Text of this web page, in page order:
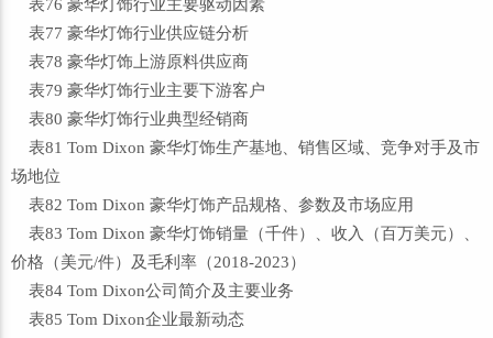
表76 豪华灯饰行业主要驱动因素
表77 豪华灯饰行业供应链分析
表78 豪华灯饰上游原料供应商
表79 豪华灯饰行业主要下游客户
表80 豪华灯饰行业典型经销商
表81 Tom Dixon 豪华灯饰生产基地、销售区域、竞争对手及市
场地位
表82 Tom Dixon 豪华灯饰产品规格、参数及市场应用
表83 Tom Dixon 豪华灯饰销量（千件）、收入（百万美元）、
价格（美元/件）及毛利率（2018-2023）
表84 Tom Dixon公司简介及主要业务
表85 Tom Dixon企业最新动态